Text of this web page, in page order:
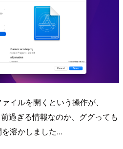
ァイルを開くという操作が、
過ぎる情報なのか、ググっても
溶かしました...